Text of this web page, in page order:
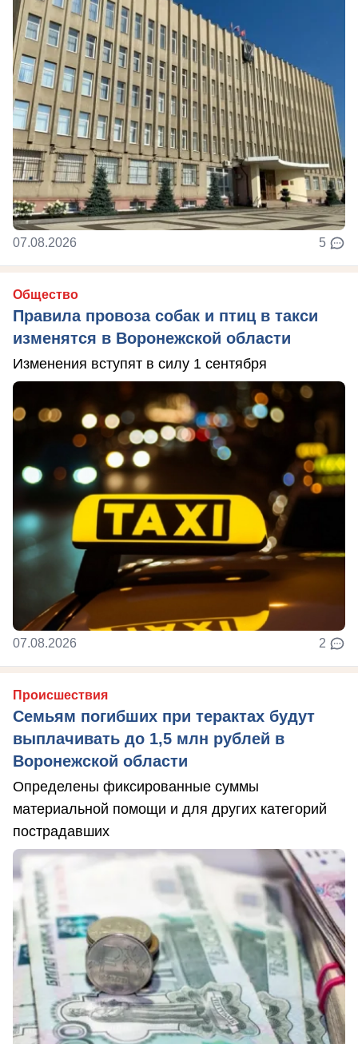
07.08.2026 5
Общество
Правила провоза собак и птиц в такси
изменятся в Воронежской области
Изменения вступят в силу 1 сентября
07.08.2026 2
Происшествия
Семьям погибших при терактах будут
выплачивать до 1,5 млн рублей в
Воронежской области
Определены фиксированные суммы
материальной помощи и для других категорий
пострадавших